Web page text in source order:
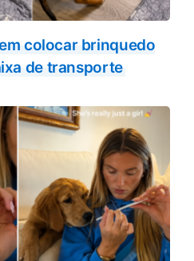
colocar brinquedo
de transporte